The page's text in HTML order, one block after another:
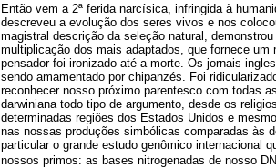
Então vem a 2ª ferida narcísica, infringida à
descreveu a evolução dos seres vivos e nos
magistral descrição da seleção natural,
multiplicação dos mais adaptados, que fornece
pensador foi ironizado até a morte. Os jornais
sendo amamentado por chipanzés. Foi
reconhecer nosso próximo parentesco com todas
darwiniana todo tipo de argumento, desde os
determinadas regiões dos Estados Unidos e
nas nossas produções simbólicas comparadas às
particular o grande estudo genômico internacional
nossos primos: as bases nitrogenadas de nosso